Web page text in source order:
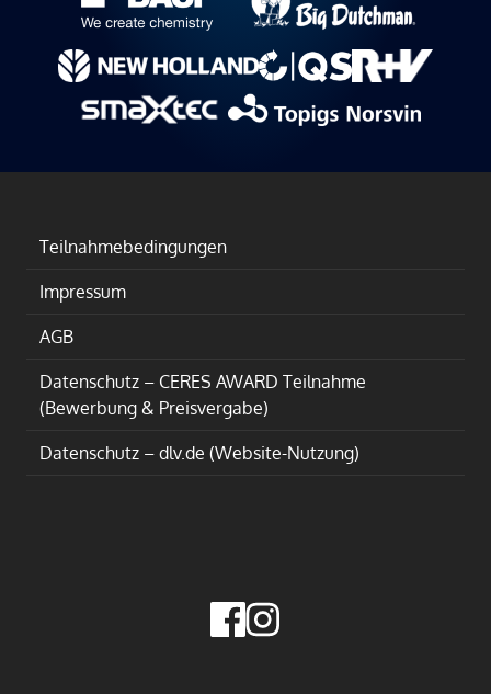
Teilnahmebedingungen
Impressum
AGB
Datenschutz – CERES AWARD Teilnahme
(Bewerbung & Preisvergabe)
Datenschutz – dlv.de (Website-Nutzung)